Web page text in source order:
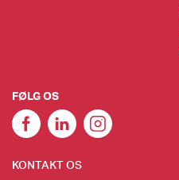
FØLG OS
KONTAKT OS